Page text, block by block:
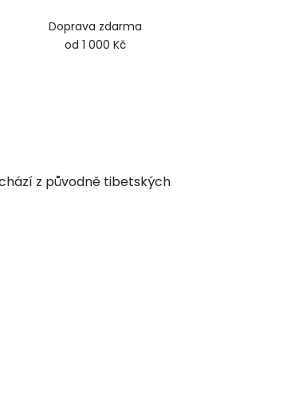
Doprava zdarma
od 1 000 Kč
z původně tibetských